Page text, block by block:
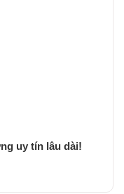
uy tín lâu dài!